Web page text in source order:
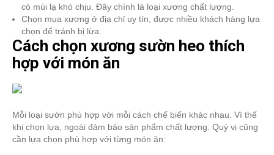
có mùi lạ khó chịu. Đây chính là loại xương chất lượng.
Chọn mua xương ở địa chỉ uy tín, được nhiều khách hàng lựa
chọn để tránh bị lừa.
Cách chọn xương sườn heo thích
hợp với món ăn
Mỗi loại sườn phù hợp với mỗi cách chế biến khác nhau. Vì thế
khi chọn lựa, ngoài đảm bảo sản phẩm chất lượng. Quý vị cũng
cần lựa chọn phù hợp với từng món ăn: